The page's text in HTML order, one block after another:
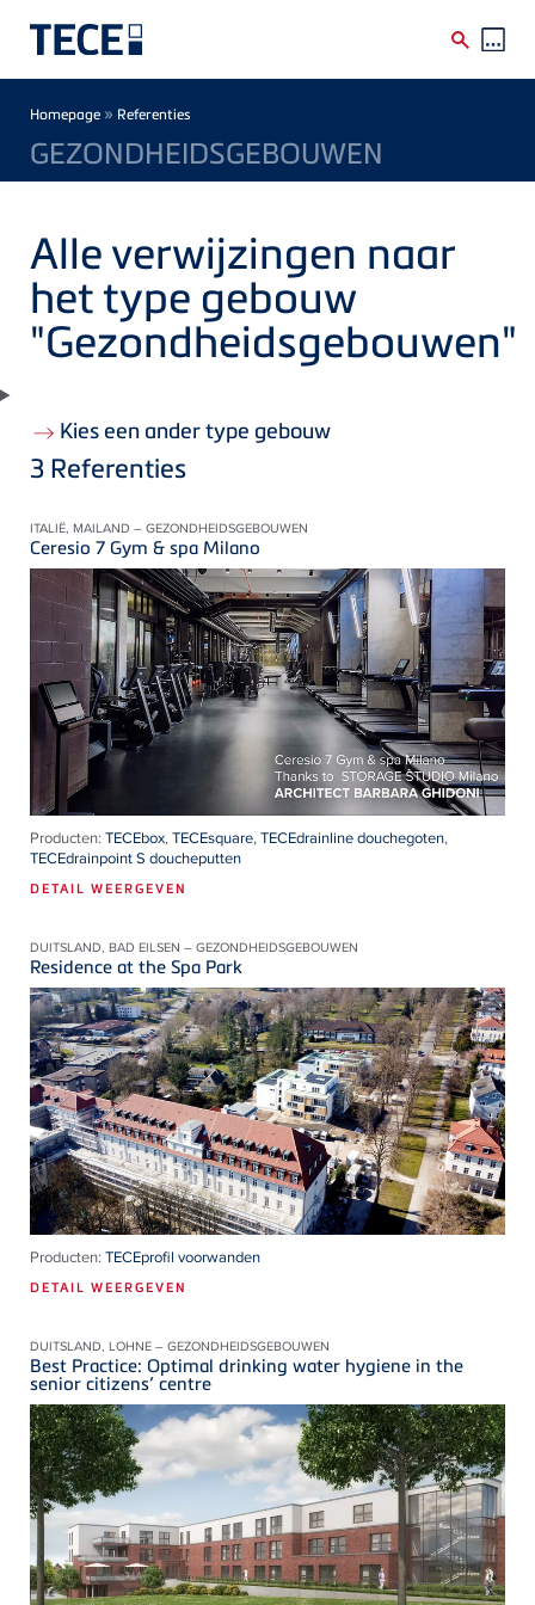
Breadcrumb
Homepage » Referenties
GEZONDHEIDSGEBOUWEN
Alle verwijzingen naar
het type gebouw
"Gezondheidsgebouwen"
Kies een ander type gebouw
3 Referenties
ITALIË, MAILAND – GEZONDHEIDSGEBOUWEN
Ceresio 7 Gym & spa Milano
Producten: TECEbox,TECEsquare,TECEdrainline douchegoten,
TECEdrainpoint S doucheputten
DETAIL WEERGEVEN
DUITSLAND, BAD EILSEN – GEZONDHEIDSGEBOUWEN
Residence at the Spa Park
Producten: TECEprofil voorwanden
DETAIL WEERGEVEN
DUITSLAND, LOHNE – GEZONDHEIDSGEBOUWEN
Best Practice: Optimal drinking water hygiene in the
senior citizens’ centre